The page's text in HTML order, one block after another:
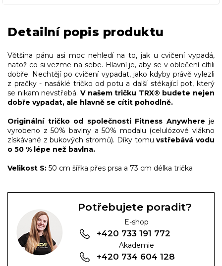
Detailní popis produktu
Většina pánu asi moc nehledí na to, jak u cvičení vypadá,
natož co si vezme na sebe. Hlavní je, aby se v oblečení cítili
dobře. Nechtějí po cvičení vypadat, jako kdyby právě vylezli
z pračky - nasáklé tričko od potu a další stékající pot, který
se nikam nevstřebá. V našem tričku TRX® budete nejen
dobře vypadat, ale hlavně se cítit pohodlně.
Originální tričko od společnosti Fitness Anywhere je
vyrobeno z 50% bavlny a 50% modalu (celulózové vlákno
získávané z bukových stromů). Díky tomuvstřebává vodu
o 50 % lépe než bavlna.
Velikost S: 50 cm šířka přes prsa a 73 cm délka trička
Potřebujete poradit?
E-shop
+420 733 191 772
Akademie
+420 734 604 128